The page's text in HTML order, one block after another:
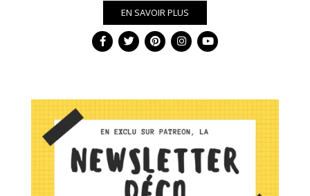
EN SAVOIR PLUS